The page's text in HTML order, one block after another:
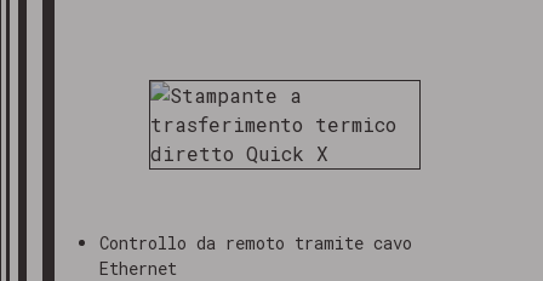
Controllo da remoto tramite cavo
Ethernet